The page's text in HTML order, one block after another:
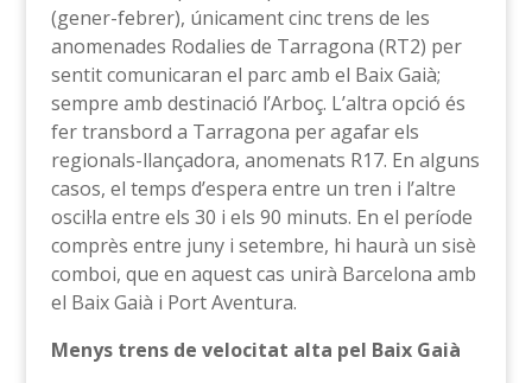
(gener-febrer), únicament cinc trens de les
anomenades Rodalies de Tarragona (RT2) per
sentit comunicaran el parc amb el Baix Gaià;
sempre amb destinació l’Arboç. L’altra opció és
fer transbord a Tarragona per agafar els
regionals-llançadora, anomenats R17. En alguns
casos, el temps d’espera entre un tren i l’altre
oscil·la entre els 30 i els 90 minuts. En el període
comprès entre juny i setembre, hi haurà un sisè
comboi, que en aquest cas unirà Barcelona amb
el Baix Gaià i Port Aventura.
Menys trens de velocitat alta pel Baix Gaià